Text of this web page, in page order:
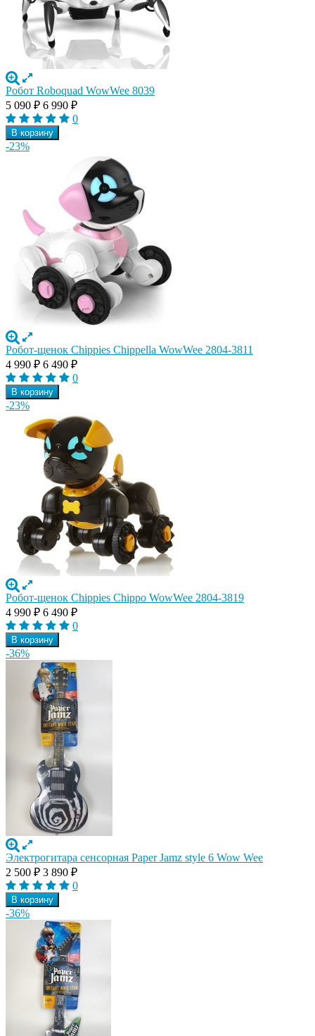
Робот Roboquad WowWee 8039
5 090 ₽ 6 990 ₽
0
В корзину
-23%
Робот-щенок Chippies Chippella WowWee 2804-3811
4 990 ₽ 6 490 ₽
0
В корзину
-23%
Робот-щенок Chippies Chippo WowWee 2804-3819
4 990 ₽ 6 490 ₽
0
В корзину
-36%
Электрогитара сенсорная Paper Jamz style 6 Wow Wee
2 500 ₽ 3 890 ₽
0
В корзину
-36%